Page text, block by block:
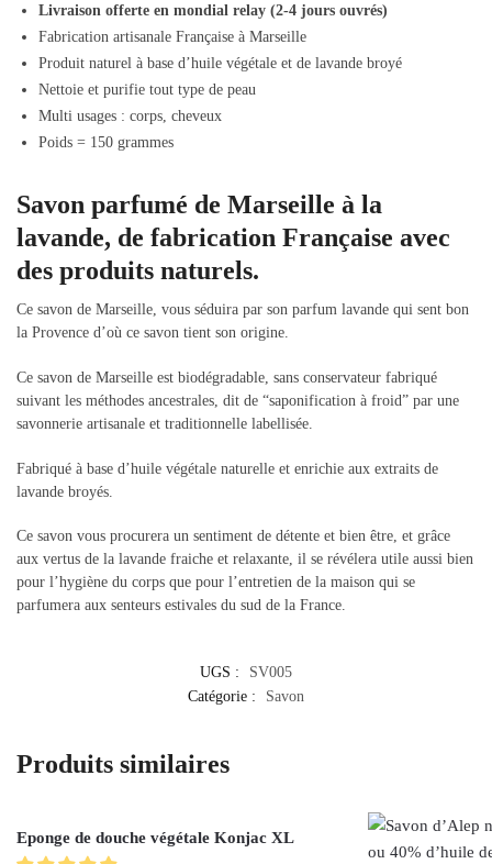
Livraison offerte en mondial relay (2-4 jours ouvrés)
Fabrication artisanale Française à Marseille
Produit naturel à base d’huile végétale et de lavande broyé
Nettoie et purifie tout type de peau
Multi usages : corps, cheveux
Poids = 150 grammes
Savon parfumé de Marseille à la
lavande, de fabrication Française avec
des produits naturels.
Ce savon de Marseille, vous séduira par son parfum lavande qui sent bon
la Provence d’où ce savon tient son origine.
Ce savon de Marseille est biodégradable, sans conservateur fabriqué
suivant les méthodes ancestrales, dit de “saponification à froid” par une
savonnerie artisanale et traditionnelle labellisée.
Fabriqué à base d’huile végétale naturelle et enrichie aux extraits de
lavande broyés.
Ce savon vous procurera un sentiment de détente et bien être, et grâce
aux vertus de la lavande fraiche et relaxante, il se révélera utile aussi bien
pour l’hygiène du corps que pour l’entretien de la maison qui se
parfumera aux senteurs estivales du sud de la France.
UGS :
SV005
Catégorie :
Savon
Produits similaires
Eponge de douche végétale Konjac XL